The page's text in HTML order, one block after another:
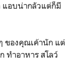
แอบน่ากลัวแต่ก็มี
ของคุณเค้านัก แต่
ทำอาหาร สโลว์